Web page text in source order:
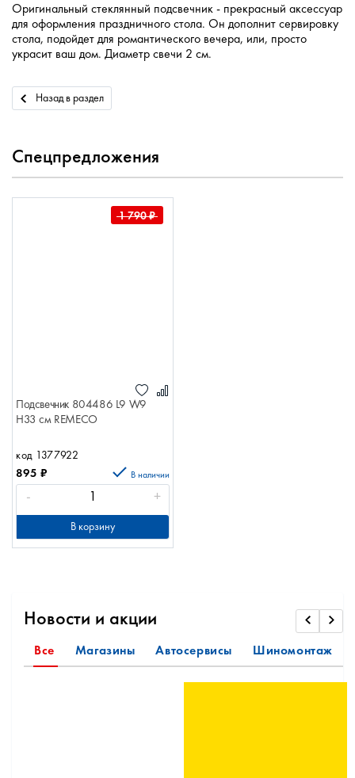
Оригинальный стеклянный подсвечник - прекрасный аксессуар
для оформления праздничного стола. Он дополнит сервировку
стола, подойдет для романтического вечера, или, просто
украсит ваш дом. Диаметр свечи 2 см.
Назад в раздел
Спецпредложения
1 790₽
Подсвечник 804486 L9 W9
H33 см REMECO
код 1377922
895 ₽ В наличии
- +
В корзину
Новости и акции
Все Магазины Автосервисы Шиномонтаж